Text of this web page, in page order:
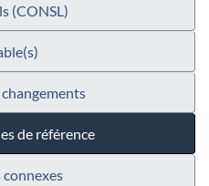
(CONSL)
de référence